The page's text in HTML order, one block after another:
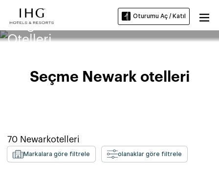
Oturumu Aç / Katıl
Rutgers Üniversitesi Newark
Otelleri
Seçme Newark otelleri
70 Newarkotelleri
Markalara göre filtrele olanaklar göre filtrele